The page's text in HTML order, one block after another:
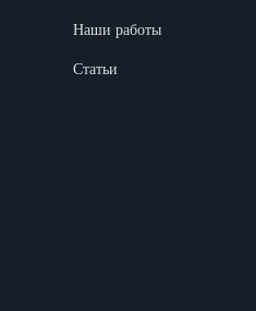
Наши работы
Статьи